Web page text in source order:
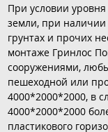
При условии
земли, при
грунтах и прочих
монтаже Гринлос
сооружениями,
пешеходной или
4000*2000*2000, в
4000*2000*2000
пластикового